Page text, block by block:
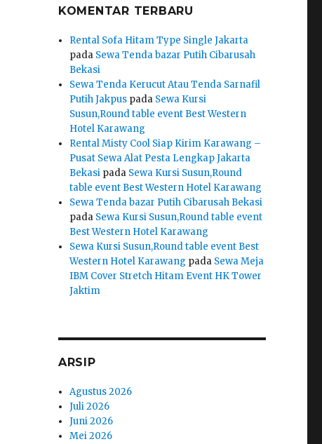
KOMENTAR TERBARU
Rental Sofa Hitam Type Single Jakarta
pada Sewa Tenda bazar Putih Cibarusah
Bekasi
Sewa Tenda Kerucut Atau Tenda Sarnafil
Putih Jakpus pada Sewa Kursi
Susun,Round table event Best Western
Hotel Karawang
Rental Misty Cool Siap Kirim Karawang –
Pusat Sewa Alat Pesta Lengkap Jakarta
Bekasi pada Sewa Kursi Susun,Round
table event Best Western Hotel Karawang
Sewa Tenda bazar Putih Cibarusah Bekasi
pada Sewa Kursi Susun,Round table event
Best Western Hotel Karawang
Sewa Kursi Susun,Round table event Best
Western Hotel Karawang pada Sewa Meja
IBM Cover Stretch Hitam Event HK Tower
Jaktim
ARSIP
Agustus 2026
Juli 2026
Juni 2026
Mei 2026